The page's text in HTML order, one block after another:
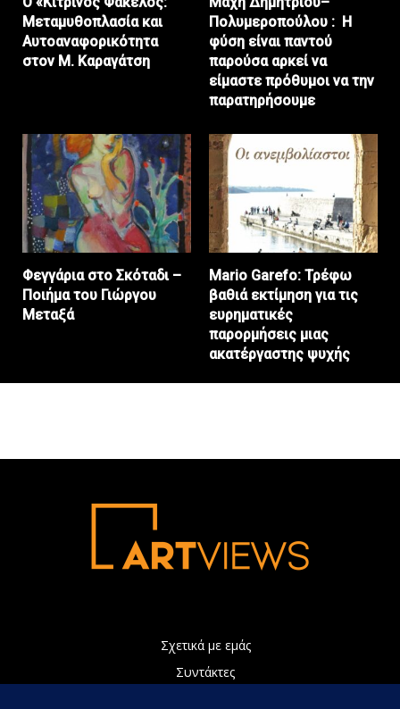
Μεταμυθοπλασία και
Αυτοαναφορικότητα
στον Μ. Καραγάτση
Πολυμεροπούλου : Η
φύση είναι παντού
παρούσα αρκεί να
είμαστε πρόθυμοι να την
παρατηρήσουμε
Φεγγάρια στο Σκόταδι –
Ποιήμα του Γιώργου
Μεταξά
Mario Garefo: Τρέφω
βαθιά εκτίμηση για τις
ευρηματικές
παρορμήσεις μιας
ακατέργαστης ψυχής
Σχετικά με εμάς
Συντάκτες